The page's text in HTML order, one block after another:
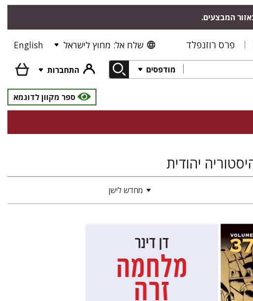
המבצעים.
פרס רוזנפלד שלח אל: מחוץ לישראל English
מודפסים
התחברות
ספר מקוון לדוגמא
יהודית
מחדש לישן
דן דינר
שאול מרמרי